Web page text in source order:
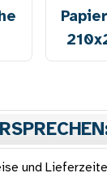
und